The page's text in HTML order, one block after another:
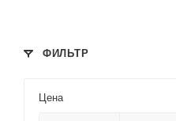
ФИЛЬТР
Цена